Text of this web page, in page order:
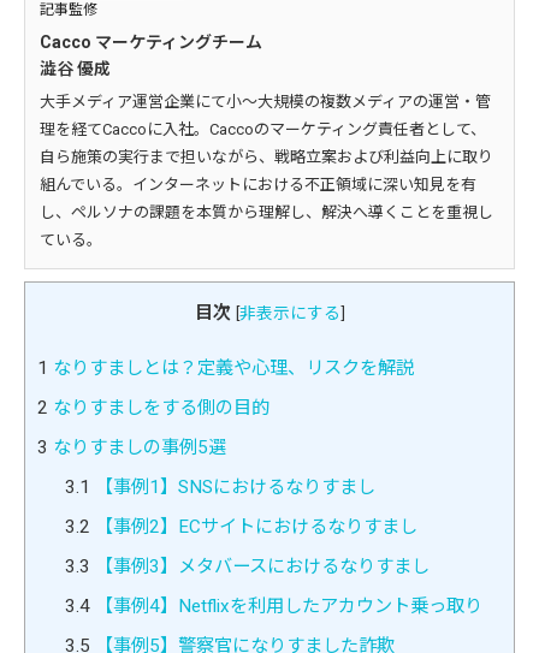
記事監修
Cacco マーケティングチーム
澁谷 優成
大手メディア運営企業にて小～大規模の複数メディアの運営・管
理を経てCaccoに入社。Caccoのマーケティング責任者として、
自ら施策の実行まで担いながら、戦略立案および利益向上に取り
組んでいる。インターネットにおける不正領域に深い知見を有
し、ペルソナの課題を本質から理解し、解決へ導くことを重視し
ている。
目次 [非表示にする]
1 なりすましとは？定義や心理、リスクを解説
2 なりすましをする側の目的
3 なりすましの事例5選
3.1
【事例1】SNSにおけるなりすまし
3.2 【事例2】ECサイトにおけるなりすまし
3.3 【事例3】メタバースにおけるなりすまし
3.4【事例4】Netflixを利用したアカウント乗っ取り
3.5 【事例5】警察官になりすました詐欺